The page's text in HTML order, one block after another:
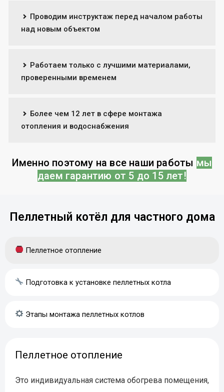
Проводим инструктаж перед началом работы
над новым объектом
Работаем только с лучшими материалами,
проверенными временем
Более чем 12 лет в сфере монтажа
отопления и водоснабжения
Именно поэтому на все наши работы мы
даем гарантию от 5 до 15 лет!
Пеллетный котёл для частного дома
Пеллетное отопление
Подготовка к установке пеллетных котла
Этапы монтажа пеллетных котлов
Пеллетное отопление
Это индивидуальная система обогрева помещения,